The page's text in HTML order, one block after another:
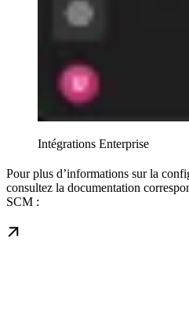
Intégrations Enterprise
Pour plus d’informations sur la
consultez la documentation
SCM :